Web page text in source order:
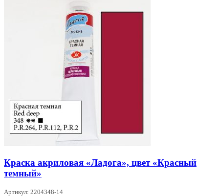
Краска акриловая «Ладога», цвет «Красный
темный»
Артикул: 2204348-14